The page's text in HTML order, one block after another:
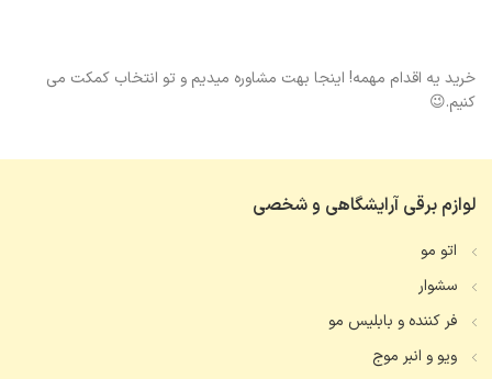
خرید یه اقدام مهمه! اینجا بهت مشاوره میدیم و تو انتخاب کمکت می
کنیم.😉
لوازم برقی آرایشگاهی و شخصی
اتو مو
سشوار
فر کننده و بابلیس مو
ویو و انبر موج